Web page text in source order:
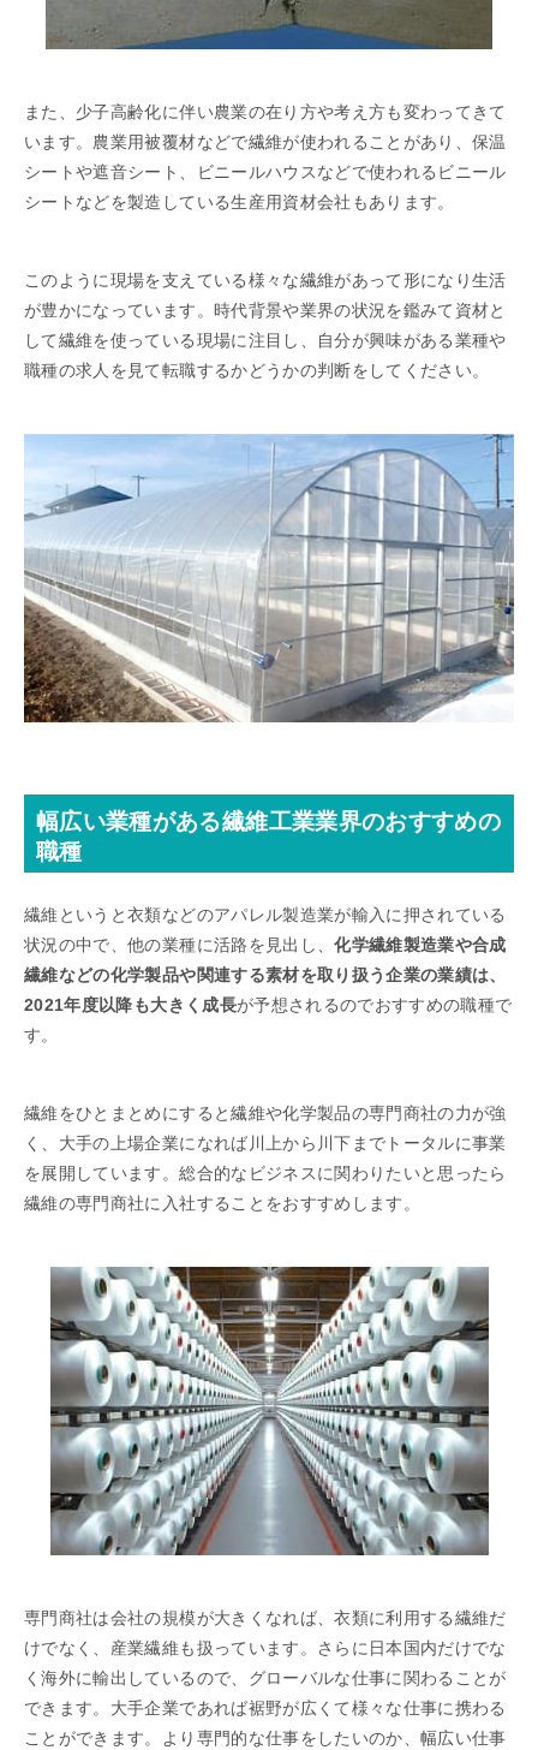
また、少子高齢化に伴い農業の在り方や考え方も変わってきて
います。農業用被覆材などで繊維が使われることがあり、保温
シートや遮音シート、ビニールハウスなどで使われるビニール
シートなどを製造している生産用資材会社もあります。
このように現場を支えている様々な繊維があって形になり生活
が豊かになっています。時代背景や業界の状況を鑑みて資材と
して繊維を使っている現場に注目し、自分が興味がある業種や
職種の求人を見て転職するかどうかの判断をしてください。
幅広い業種がある繊維工業業界のおすすめの
職種
繊維というと衣類などのアパレル製造業が輸入に押されている
状況の中で、他の業種に活路を見出し、化学繊維製造業や合成
繊維などの化学製品や関連する素材を取り扱う企業の業績は、
2021年度以降も大きく成長が予想されるのでおすすめの職種で
す。
繊維をひとまとめにすると繊維や化学製品の専門商社の力が強
く、大手の上場企業になれば川上から川下までトータルに事業
を展開しています。総合的なビジネスに関わりたいと思ったら
繊維の専門商社に入社することをおすすめします。
専門商社は会社の規模が大きくなれば、衣類に利用する繊維だ
けでなく、産業繊維も扱っています。さらに日本国内だけでな
く海外に輸出しているので、グローバルな仕事に関わることが
できます。大手企業であれば裾野が広くて様々な仕事に携わる
ことができます。より専門的な仕事をしたいのか、幅広い仕事